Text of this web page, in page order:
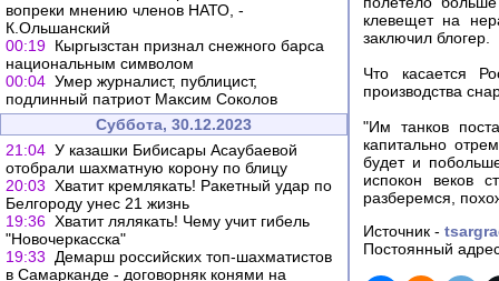
вопреки мнению членов НАТО, -
К.Ольшанский
00:19 Кыргызстан признал снежного барса
национальным символом
00:04 Умер журналист, публицист,
подлинный патриот Максим Соколов
Суббота, 30.12.2023
21:04 У казашки Бибисары Асаубаевой
отобрали шахматную корону по блицу
20:03 Хватит кремлякать! Ракетный удар по
Белгороду унес 21 жизнь
19:36 Хватит лялякать! Чему учит гибель
"Новочеркасска"
19:33
Демарш российских топ-шахматистов
в Самарканде - договорняк конями на
клевещет на
заключил блогер.
Что касается
производства
"Им танков
капитально
будет и
испокон веков
разберемся,
Источник -
Постоянный